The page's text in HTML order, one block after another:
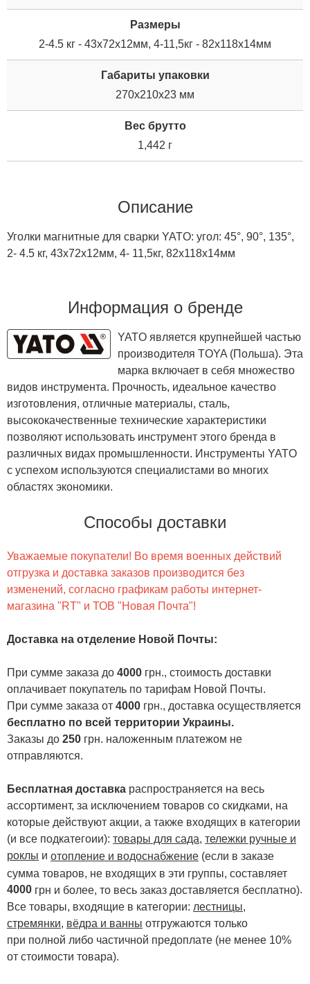
Размеры
2-4.5 кг - 43х72х12мм, 4-11,5кг - 82х118х14мм
Габариты упаковки
270x210x23 мм
Вес брутто
1,442 г
Описание
Уголки магнитные для сварки YATO: угол: 45°, 90°, 135°,
2- 4.5 кг, 43х72х12мм, 4- 11,5кг, 82х118х14мм
Информация о бренде
YATO является крупнейшей частью
производителя TOYA (Польша). Эта
марка включает в себя множество
видов инструмента. Прочность, идеальное качество
изготовления, отличные материалы, сталь,
высококачественные технические характеристики
позволяют использовать инструмент этого бренда в
различных видах промышленности. Инструменты YATO
с успехом используются специалистами во многих
областях экономики.
Способы доставки
Уважаемые покупатели! Во время военных действий
отгрузка и доставка заказов производится без
изменений, согласно графикам работы интернет-
магазина "RT" и ТОВ "Новая Почта"!
Доставка на отделение Новой Почты:
При сумме заказа до 4000 грн., стоимость доставки
оплачивает покупатель по тарифам Новой Почты.
При сумме заказа от 4000 грн., доставка осуществляется
бесплатно по всей территории Украины.
Заказы до 250 грн. наложенным платежом не
отправляются.
Бесплатная доставка распространяется на весь
ассортимент, за исключением товаров со скидками, на
которые действуют акции, а также входящих в категории
(и все подкатегоии): товары для сада, тележки ручные и
роклы и отопление и водоснабжение (если в заказе
сумма товаров, не входящих в эти группы, составляет
4000 грн и более, то весь заказ доставляется бесплатно).
Все товары, входящие в категории: лестницы,
стремянки, вёдра и ванны отгружаются только
при полной либо частичной предоплате (не менее 10%
от стоимости товара).